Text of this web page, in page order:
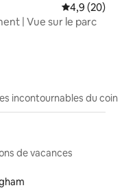
Note
4,9 (20)
| Vue sur le parc
incontournables du coin
de vacances